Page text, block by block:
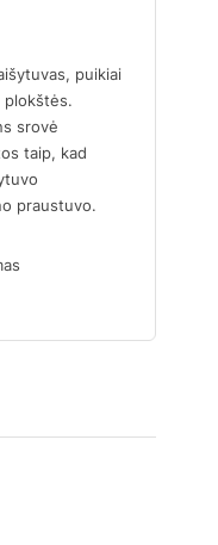
puikiai
plokštės.
srovė
taip, kad
praustuvo.